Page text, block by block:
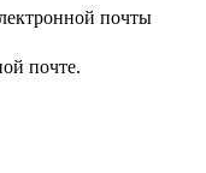
почты
почте.